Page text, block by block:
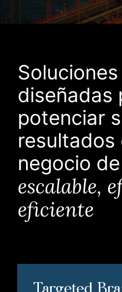
Soluciones
diseñadas
potenciar
resultados
negocio
escalable,
eficiente